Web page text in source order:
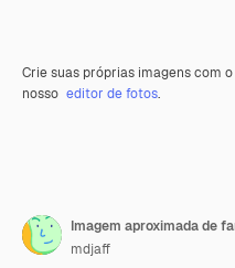
Crie suas próprias imagens com o
nosso editor de fotos.
mdjaff